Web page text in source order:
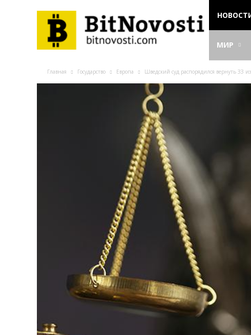
МИР
Главная Государство Европа Швeдcкий cуд pacпopядилcя вepнуть ЗЗ